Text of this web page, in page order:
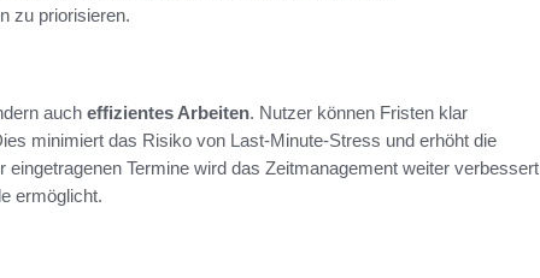
zu priorisieren.
auch effizientes Arbeiten. Nutzer können Fristen klar
minimiert das Risiko von Last-Minute-Stress und erhöht die
eingetragenen Termine wird das Zeitmanagement weiter verbessert
ermöglicht.